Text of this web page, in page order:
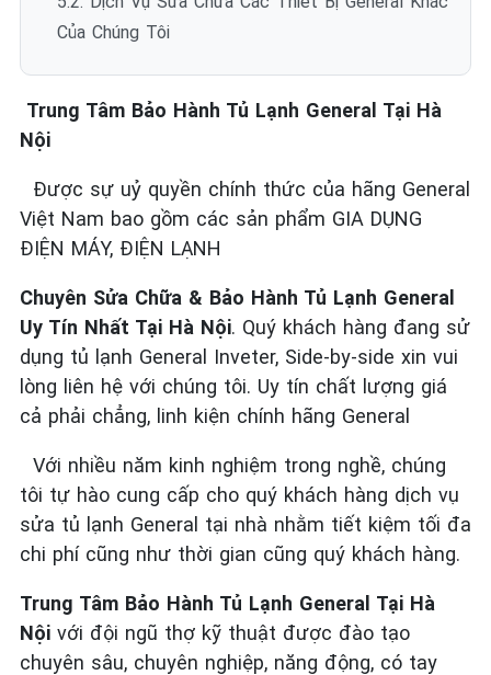
Của Chúng Tôi
Trung Tâm Bảo Hành Tủ Lạnh General Tại Hà
Nội
Được sự uỷ quyền chính thức của hãng General
Việt Nam bao gồm các sản phẩm GIA DỤNG
ĐIỆN MÁY, ĐIỆN LẠNH
Chuyên Sửa Chữa & Bảo Hành Tủ Lạnh General
Uy Tín Nhất Tại Hà Nội. Quý khách hàng đang sử
dụng tủ lạnh General Inveter, Side-by-side xin vui
lòng liên hệ với chúng tôi. Uy tín chất lượng giá
cả phải chẳng, linh kiện chính hãng General
Với nhiều năm kinh nghiệm trong nghề, chúng
tôi tự hào cung cấp cho quý khách hàng dịch vụ
sửa tủ lạnh General tại nhà nhằm tiết kiệm tối đa
chi phí cũng như thời gian cũng quý khách hàng.
Trung Tâm Bảo Hành Tủ Lạnh General Tại Hà
Nội với đội ngũ thợ kỹ thuật được đào tạo
chuyên sâu, chuyên nghiệp, năng động, có tay